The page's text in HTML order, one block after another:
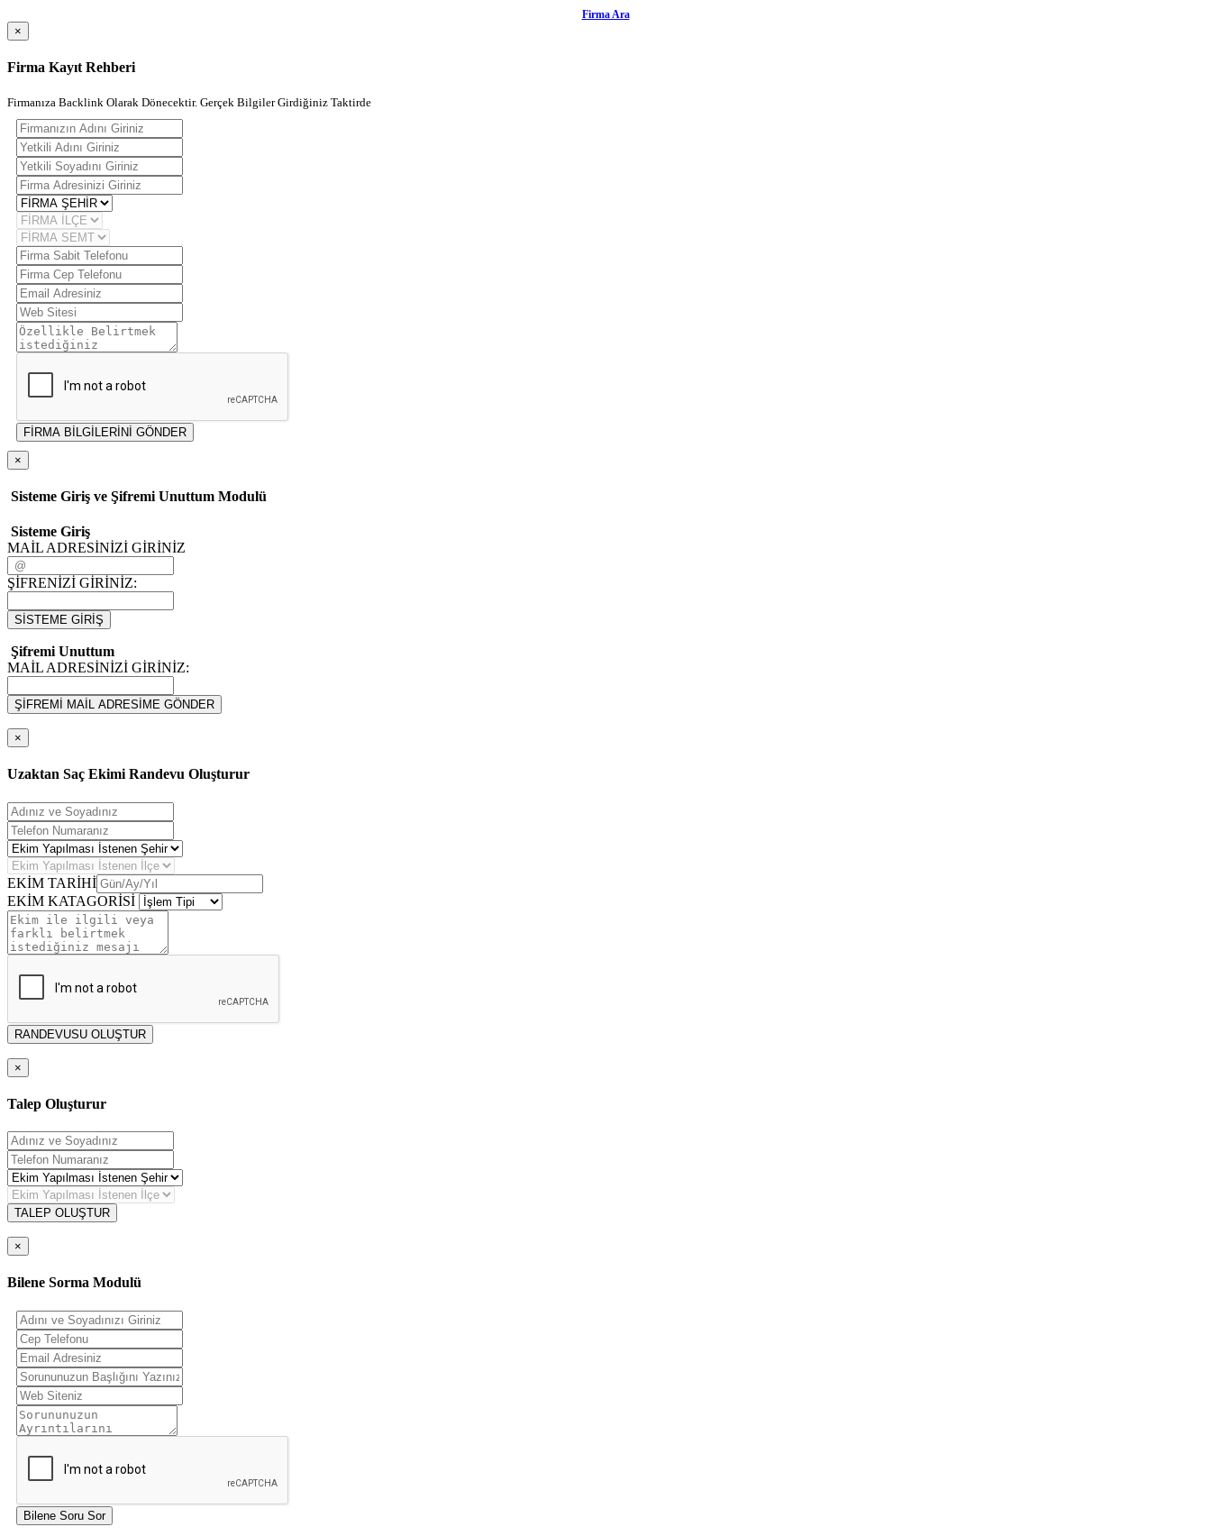
Firma Ara
×
Firma Kayıt Rehberi
Firmanıza Backlink Olarak Dönecektir. Gerçek Bilgiler Girdiğiniz Taktirde
FİRMA BİLGİLERİNİ GÖNDER
×
Sisteme Giriş ve Şifremi Unuttum Modulü
Sisteme Giriş
MAİL ADRESİNİZİ GİRİNİZ
ŞİFRENİZİ GİRİNİZ:
SİSTEME GİRİŞ
Şifremi Unuttum
MAİL ADRESİNİZİ GİRİNİZ:
ŞİFREMİ MAİL ADRESİME GÖNDER
×
Uzaktan Saç Ekimi Randevu Oluşturur
EKİM TARİHİ
EKİM KATAGORİSİ
RANDEVUSU OLUŞTUR
×
Talep Oluşturur
TALEP OLUŞTUR
×
Bilene Sorma Modulü
Bilene Soru Sor